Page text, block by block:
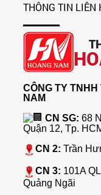
THÔNG TIN LIÊN
CÔNG TY
NAM
CN SG: 68
Quận 12, Tp.
CN 2: Trần
CN 3: 101A
Quảng Ngãi